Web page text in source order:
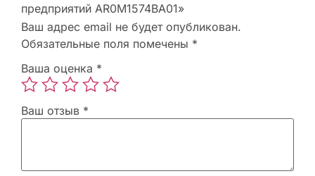
предприятий AR0M1574BA01»
Ваш адрес email не будет опубликован.
Обязательные поля помечены *
Ваша оценка *
Ваш отзыв *